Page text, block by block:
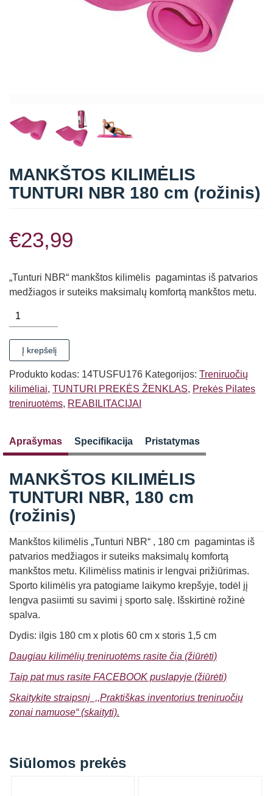
MANKŠTOS KILIMĖLIS
TUNTURI NBR 180 cm (rožinis)
€23,99
„Tunturi NBR“ mankštos kilimėlis pagamintas iš patvarios
medžiagos ir suteiks maksimalų komfortą mankštos metu.
produkto
kiekis:
MANKŠTOS
KILIMĖLIS
TUNTURI
NBR
180
Į krepšelį
Produkto kodas: 14TUSFU176 Kategorijos: Treniruočių
kilimėliai, TUNTURI PREKĖS ŽENKLAS, Prekės Pilates
treniruotėms, REABILITACIJAI
Aprašymas Specifikacija Pristatymas
MANKŠTOS KILIMĖLIS
TUNTURI NBR, 180 cm
(rožinis)
Mankštos kilimėlis „Tunturi NBR“ , 180 cm pagamintas iš
patvarios medžiagos ir suteiks maksimalų komfortą
mankštos metu. Kilimėliss matinis ir lengvai prižiūrimas.
Sporto kilimėlis yra patogiame laikymo krepšyje, todėl jį
lengva pasiimti su savimi į sporto salę. Išskirtinė rožinė
spalva.
Dydis: ilgis 180 cm x plotis 60 cm x storis 1,5 cm
Daugiau kilimėlių treniruotėms rasite čia (žiūrėti)
Taip pat mus rasite FACEBOOK puslapyje (žiūrėti)
Skaitykite straipsnį ,,Praktiškas inventorius treniruočių
zonai namuose“ (skaityti).
Siūlomos prekės